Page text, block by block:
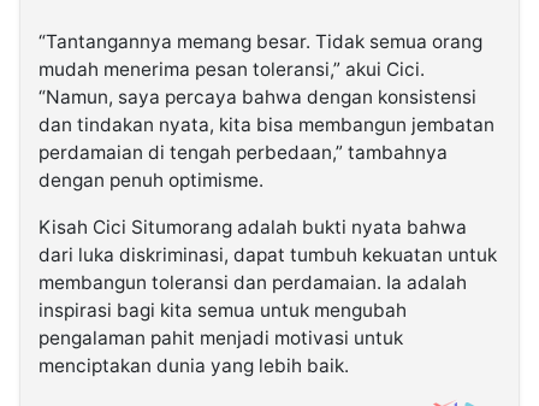
“Tantangannya memang besar. Tidak semua orang
mudah menerima pesan toleransi,” akui Cici.
“Namun, saya percaya bahwa dengan konsistensi
dan tindakan nyata, kita bisa membangun jembatan
perdamaian di tengah perbedaan,” tambahnya
dengan penuh optimisme.
Kisah Cici Situmorang adalah bukti nyata bahwa
dari luka diskriminasi, dapat tumbuh kekuatan untuk
membangun toleransi dan perdamaian. Ia adalah
inspirasi bagi kita semua untuk mengubah
pengalaman pahit menjadi motivasi untuk
menciptakan dunia yang lebih baik.